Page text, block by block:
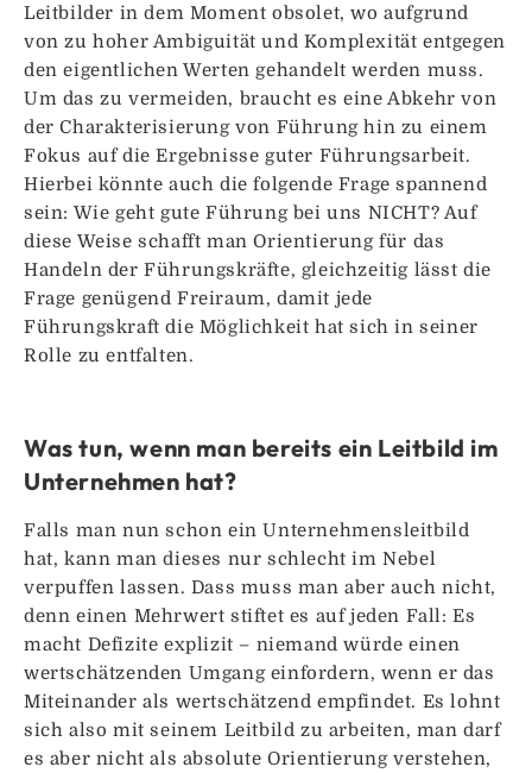
Leitbilder in dem Moment obsolet, wo aufgrund
von zu hoher Ambiguität und Komplexität entgegen
den eigentlichen Werten gehandelt werden muss.
Um das zu vermeiden, braucht es eine Abkehr von
der Charakterisierung von Führung hin zu einem
Fokus auf die Ergebnisse guter Führungsarbeit.
Hierbei könnte auch die folgende Frage spannend
sein: Wie geht gute Führung bei uns NICHT? Auf
diese Weise schafft man Orientierung für das
Handeln der Führungskräfte, gleichzeitig lässt die
Frage genügend Freiraum, damit jede
Führungskraft die Möglichkeit hat sich in seiner
Rolle zu entfalten.
Was tun, wenn man bereits ein Leitbild im
Unternehmen hat?
Falls man nun schon ein Unternehmensleitbild
hat, kann man dieses nur schlecht im Nebel
verpuffen lassen. Dass muss man aber auch nicht,
denn einen Mehrwert stiftet es auf jeden Fall: Es
macht Defizite explizit – niemand würde einen
wertschätzenden Umgang einfordern, wenn er das
Miteinander als wertschätzend empfindet. Es lohnt
sich also mit seinem Leitbild zu arbeiten, man darf
es aber nicht als absolute Orientierung verstehen,